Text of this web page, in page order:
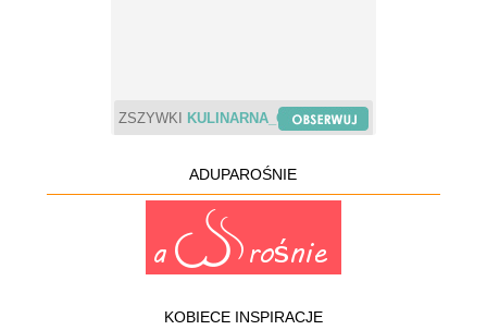
ZSZYWKI KULINARNA_CHWILA
ADUPAROŚNIE
KOBIECE INSPIRACJE